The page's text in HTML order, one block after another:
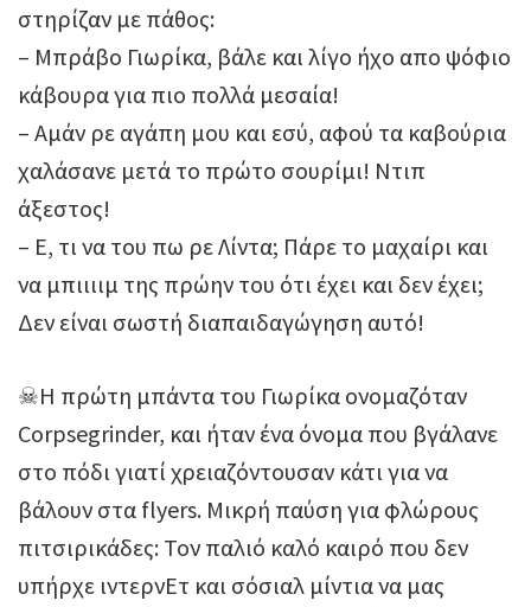
στηρίζαν με πάθος:
– Μπράβο Γιωρίκα, βάλε και λίγο ήχο απο ψόφιο
κάβουρα για πιο πολλά μεσαία!
– Αμάν ρε αγάπη μου και εσύ, αφού τα καβούρια
χαλάσανε μετά το πρώτο σουρίμι! Ντιπ
άξεστος!
– Ε, τι να του πω ρε Λίντα; Πάρε το μαχαίρι και
να μπιιιιμ της πρώην του ότι έχει και δεν έχει;
Δεν είναι σωστή διαπαιδαγώγηση αυτό!
☠Η πρώτη μπάντα του Γιωρίκα ονομαζόταν
Corpsegrinder, και ήταν ένα όνομα που βγάλανε
στο πόδι γιατί χρειαζόντουσαν κάτι για να
βάλουν στα flyers. Μικρή παύση για φλώρους
πιτσιρικάδες: Τον παλιό καλό καιρό που δεν
υπήρχε ιντερνΕτ και σόσιαλ μίντια να μας